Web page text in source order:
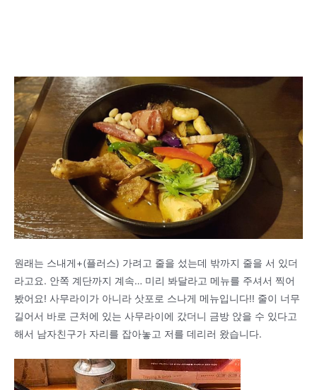
원래는 스내게+(플러스) 가려고 줄을 섰는데 밖까지 줄을 서 있더
라고요. 안쪽 계단까지 계속… 미리 봐달라고 메뉴를 주셔서 찍어
봤어요! 사무라이가 아니라 삿포로 스나게 메뉴입니다!! 줄이 너무
길어서 바로 근처에 있는 사무라이에 갔더니 금방 앉을 수 있다고
해서 남자친구가 자리를 잡아놓고 저를 데리러 왔습니다.